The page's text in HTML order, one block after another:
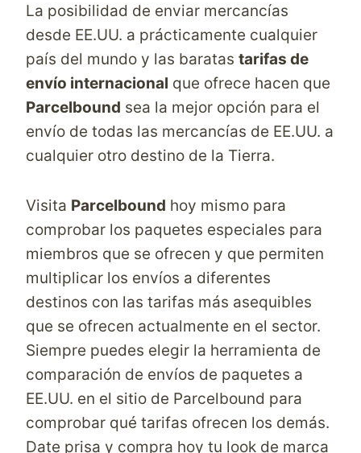
La posibilidad de enviar mercancías
desde EE.UU. a prácticamente cualquier
país del mundo y las baratas tarifas de
envío internacional que ofrece hacen que
Parcelbound sea la mejor opción para el
envío de todas las mercancías de EE.UU. a
cualquier otro destino de la Tierra.
Visita Parcelbound hoy mismo para
comprobar los paquetes especiales para
miembros que se ofrecen y que permiten
multiplicar los envíos a diferentes
destinos con las tarifas más asequibles
que se ofrecen actualmente en el sector.
Siempre puedes elegir la herramienta de
comparación de envíos de paquetes a
EE.UU. en el sitio de Parcelbound para
comprobar qué tarifas ofrecen los demás.
Date prisa y compra hoy tu look de marca